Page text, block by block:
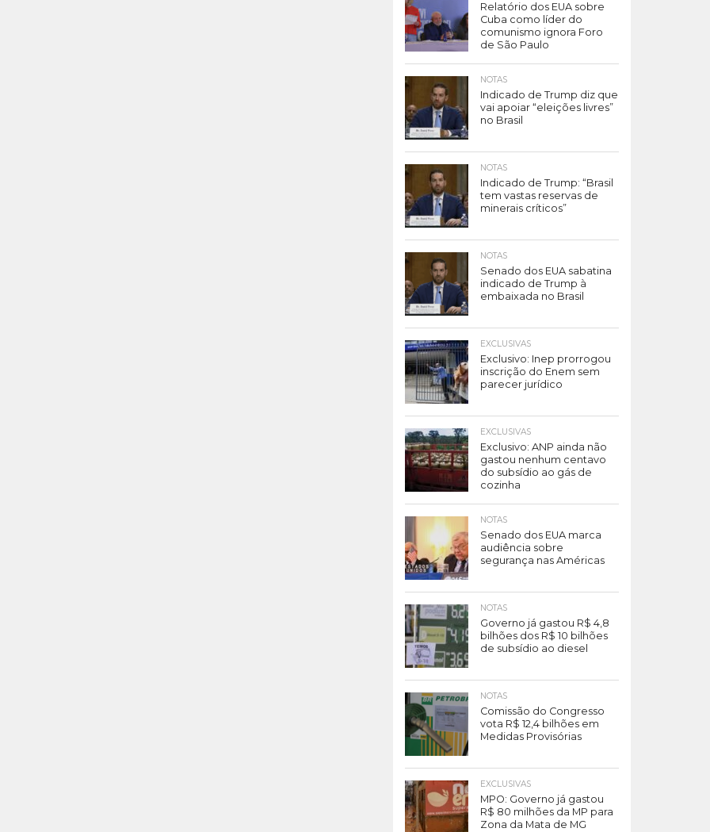
Relatório dos EUA sobre
Cuba como líder do
comunismo ignora Foro
de São Paulo
NOTAS
Indicado de Trump diz que
vai apoiar “eleições livres”
no Brasil
NOTAS
Indicado de Trump: “Brasil
tem vastas reservas de
minerais críticos”
NOTAS
Senado dos EUA sabatina
indicado de Trump à
embaixada no Brasil
EXCLUSIVAS
Exclusivo: Inep prorrogou
inscrição do Enem sem
parecer jurídico
EXCLUSIVAS
Exclusivo: ANP ainda não
gastou nenhum centavo
do subsídio ao gás de
cozinha
NOTAS
Senado dos EUA marca
audiência sobre
segurança nas Américas
NOTAS
Governo já gastou R$ 4,8
bilhões dos R$ 10 bilhões
de subsídio ao diesel
NOTAS
Comissão do Congresso
vota R$ 12,4 bilhões em
Medidas Provisórias
EXCLUSIVAS
MPO: Governo já gastou
R$ 80 milhões da MP para
Zona da Mata de MG